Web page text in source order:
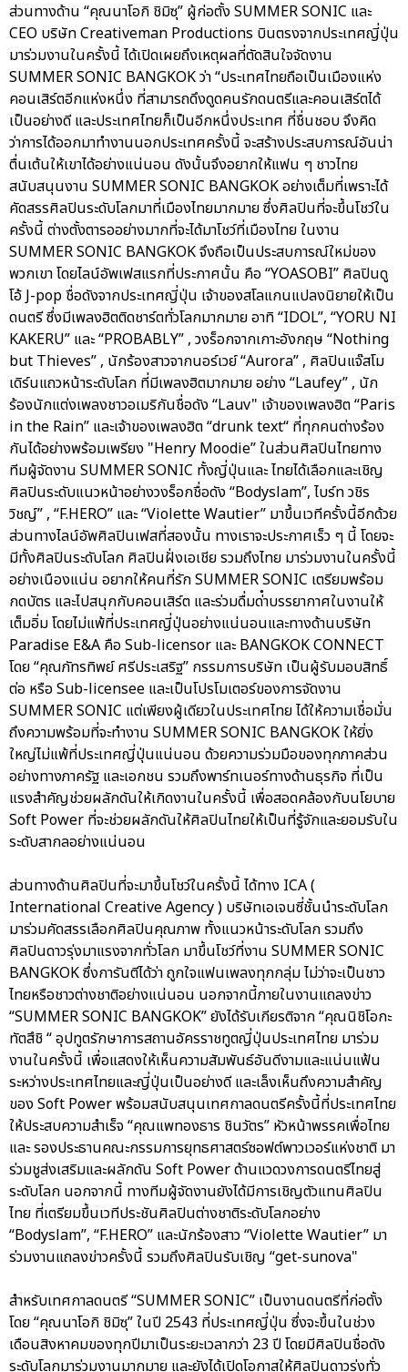
ส่วนทางด้าน “คุณนาโอกิ ชิมิซุ” ผู้ก่อตั้ง SUMMER SONIC และ
CEO บริษัท Creativeman Productions บินตรงจากประเทศญี่ปุ่น
มาร่วมงานในครั้งนี้ ได้เปิดเผยถึงเหตุผลที่ตัดสินใจจัดงาน
SUMMER SONIC BANGKOK ว่า “ประเทศไทยถือเป็นเมืองแห่ง
คอนเสิร์ตอีกแห่งหนึ่ง ที่สามารถดึงดูดคนรักดนตรีและคอนเสิร์ตได้
เป็นอย่างดี และประเทศไทยก็เป็นอีกหนึ่งประเทศ ที่ชื่นชอบ จึงคิด
ว่าการได้ออกมาทํางานนอกประเทศครั้งนี้ จะสร้างประสบการณ์อันน่า
ตื่นเต้นให้เขาได้อย่างแน่นอน ดังนั้นจึงอยากให้แฟน ๆ ชาวไทย
สนับสนุนงาน SUMMER SONIC BANGKOK อย่างเต็มที่เพราะได้
คัดสรรศิลปินระดับโลกมาที่เมืองไทยมากมาย ซึ่งศิลปินที่จะขึ้นโชว์ใน
ครั้งนี้ ต่างตั้งตารออย่างมากที่จะได้มาโชว์ที่เมืองไทย ในงาน
SUMMER SONIC BANGKOK จึงถือเป็นประสบการณ์ใหม่ของ
พวกเขา โดยไลน์อัพเฟสแรกที่ประกาศนั้น คือ “YOASOBI” ศิลปินดู
โอ้ J-pop ชื่อดังจากประเทศญี่ปุ่น เจ้าของสโลแกนแปลงนิยายให้เป็น
ดนตรี ซึ่งมีเพลงฮิตติดชาร์ตทั่วโลกมากมาย อาทิ “IDOL”, “YORU NI
KAKERU” และ “PROBABLY” , วงร็อกจากเกาะอังกฤษ “Nothing
but Thieves” , นักร้องสาวจากนอร์เวย์ “Aurora” , ศิลปินแจ๊สโม
เดิร์นแถวหน้าระดับโลก ที่มีเพลงฮิตมากมาย อย่าง “Laufey” , นัก
ร้องนักแต่งเพลงชาวอเมริกันชื่อดัง “Lauv" เจ้าของเพลงฮิต “Paris
in the Rain” และเจ้าของเพลงฮิต “drunk text“ ที่ทุกคนต่างร้อง
กันได้อย่างพร้อมเพรียง "Henry Moodie” ในส่วนศิลปินไทยทาง
ทีมผู้จัดงาน SUMMER SONIC ทั้งญี่ปุ่นและ ไทยได้เลือกและเชิญ
ศิลปินระดับแนวหน้าอย่างวงร็อกชื่อดัง “Bodyslam”, ไบร์ท วชิร
วิชญ์” , “F.HERO” และ “Violette Wautier” มาขึ้นเวทีครั้งนี้อีกด้วย
ส่วนทางไลน์อัพศิลปินเฟสที่สองนั้น ทางเราจะประกาศเร็ว ๆ นี้ โดยจะ
มีทั้งศิลปินระดับโลก ศิลปินฝั่งเอเชีย รวมถึงไทย มาร่วมงานในครั้งนี้
อย่างเนืองแน่น อยากให้คนที่รัก SUMMER SONIC เตรียมพร้อม
กดบัตร และไปสนุกกับคอนเสิร์ต และร่วมดื่มด่ําบรรยากาศในงานให้
เต็มอิ่ม โดยไม่แพ้ที่ประเทศญี่ปุ่นอย่างแน่นอนและทางด้านบริษัท
Paradise E&A คือ Sub-licensor และ BANGKOK CONNECT
โดย “คุณภัทรทิพย์ ศรีประเสริฐ” กรรมการบริษัท เป็นผู้รับมอบสิทธิ์
ต่อ หรือ Sub-licensee และเป็นโปรโมเตอร์ของการจัดงาน
SUMMER SONIC แต่เพียงผู้เดียวในประเทศไทย ได้ให้ความเชื่อมั่น
ถึงความพร้อมที่จะทํางาน SUMMER SONIC BANGKOK ให้ยิ่ง
ใหญ่ไม่แพ้ที่ประเทศญี่ปุ่นแน่นอน ด้วยความร่วมมือของทุกภาคส่วน
อย่างทางภาครัฐ และเอกชน รวมถึงพาร์ทเนอร์ทางด้านธุรกิจ ที่เป็น
แรงสําคัญช่วยผลักดันให้เกิดงานในครั้งนี้ เพื่อสอดคล้องกับนโยบาย
Soft Power ที่จะช่วยผลักดันให้ศิลปินไทยให้เป็นที่รู้จักและยอมรับใน
ระดับสากลอย่างแน่นอน
ส่วนทางด้านศิลปินที่จะมาขึ้นโชว์ในครั้งนี้ ได้ทาง ICA (
International Creative Agency ) บริษัทเอเจนซี่ชั้นนําระดับโลก
มาร่วมคัดสรรเลือกศิลปินคุณภาพ ทั้งแนวหน้าระดับโลก รวมถึง
ศิลปินดาวรุ่งมาแรงจากทั่วโลก มาขึ้นโชว์ที่งาน SUMMER SONIC
BANGKOK ซึ่งการันตีได้ว่า ถูกใจแฟนเพลงทุกกลุ่ม ไม่ว่าจะเป็นชาว
ไทยหรือชาวต่างชาติอย่างแน่นอน นอกจากนี้ภายในงานแถลงข่าว
“SUMMER SONIC BANGKOK” ยังได้รับเกียรติจาก “คุณนิชิโอกะ
ทัตสึชิ “ อุปทูตรักษาการสถานอัครราชทูตญี่ปุ่นประเทศไทย มาร่วม
งานในครั้งนี้ เพื่อแสดงให้เห็นความสัมพันธ์อันดีงามและแน่นแฟ้น
ระหว่างประเทศไทยและญี่ปุ่นเป็นอย่างดี และเล็งเห็นถึงความสําคัญ
ของ Soft Power พร้อมสนับสนุนเทศกาลดนตรีครั้งนี้ที่ประเทศไทย
ให้ประสบความสําเร็จ “คุณแพทองธาร ชินวัตร” หัวหน้าพรรคเพื่อไทย
และ รองประธานคณะกรรมการยุทธศาสตร์ซอฟต์พาวเวอร์แห่งชาติ มา
ร่วมชูส่งเสริมและผลักดัน Soft Power ด้านแวดวงการดนตรีไทยสู่
ระดับโลก นอกจากนี้ ทางทีมผู้จัดงานยังได้มีการเชิญตัวแทนศิลปิน
ไทย ที่เตรียมขึ้นเวทีประชันศิลปินต่างชาติระดับโลกอย่าง
“Bodyslam”, “F.HERO” และนักร้องสาว “Violette Wautier” มา
ร่วมงานแถลงข่าวครั้งนี้ รวมถึงศิลปินรับเชิญ “get-sunova"
สําหรับเทศกาลดนตรี “SUMMER SONIC” เป็นงานดนตรีที่ก่อตั้ง
โดย “คุณนาโอกิ ชิมิซุ” ในปี 2543 ที่ประเทศญี่ปุ่น ซึ่งจะขึ้นในช่วง
เดือนสิงหาคมของทุกปีมาเป็นระยะเวลากว่า 23 ปี โดยมีศิลปินชื่อดัง
ระดับโลกมาร่วมงานมากมาย และยังได้เปิดโอกาสให้ศิลปินดาวรุ่งทั่ว